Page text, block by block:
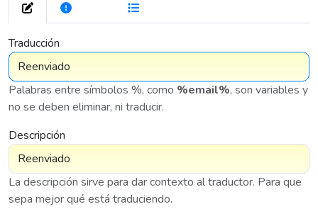
Traducción
Palabras entre símbolos %, como %email%, son variables y
no se deben eliminar, ni traducir.
Descripción
La descripción sirve para dar contexto al traductor. Para que
sepa mejor qué está traduciendo.